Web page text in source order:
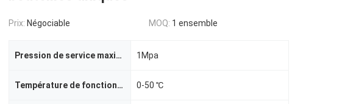
Prix: Négociable MOQ: 1 ensemble
Pression de service maximale de l'appareil 1Mpa
Température de fonctionnement 0-50 ℃